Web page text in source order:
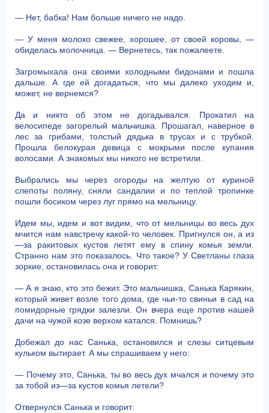
— Нет, бабка! Нам больше ничего не надо.
— У меня молоко свежее, хорошее, от своей коровы, —
обиделась молочница. — Вернетесь, так пожалеете.
Загромыхала она своими холодными бидонами и пошла
дальше. А где ей догадаться, что мы далеко уходим и,
может, не вернемся?
Да и никто об этом не догадывался. Прокатил на
велосипеде загорелый мальчишка. Прошагал, наверное в
лес за грибами, толстый дядька в трусах и с трубкой.
Прошла белокурая девица с мокрыми после купания
волосами. А знакомых мы никого не встретили.
Выбрались мы через огороды на желтую от куриной
слепоты поляну, сняли сандалии и по теплой тропинке
пошли босиком через луг прямо на мельницу.
Идем мы, идем и вот видим, что от мельницы во весь дух
мчится нам навстречу какой-то человек. Пригнулся он, а из
—за ракитовых кустов летят ему в спину комья земли.
Странно нам это показалось. Что такое? У Светланы глаза
зоркие, остановилась она и говорит:
— А я знаю, кто это бежит. Это мальчишка, Санька Карякин,
который живет возле того дома, где чьи-то свиньи в сад на
помидорные грядки залезли. Он вчера еще против нашей
дачи на чужой козе верхом катался. Помнишь?
Добежал до нас Санька, остановился и слезы ситцевым
кульком вытирает. А мы спрашиваем у него:
— Почему это, Санька, ты во весь дух мчался и почему это
за тобой из—за кустов комья летели?
Отвернулся Санька и говорит: